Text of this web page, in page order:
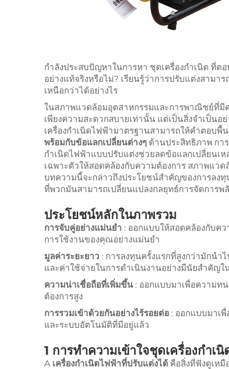
กำลังประสบปัญหาในการหา ชุดเครื่องกําเนิด ที่ตอ
อย่างแท้จริงหรือไม่? เรียนรู้ว่าการปรับแต่งสาม
เหนือกว่าได้อย่างไร
ในสภาพแวดล้อมอุตสาหกรรมและการพาณิชย์ที่มี
เพียงความสะดวกสบายเท่านั้น แต่เป็นสิ่งจำเป็น
เครื่องกำเนิดไฟฟ้ามาตรฐานสามารถให้คำตอบพื้
พร้อมกับข้อแลกเปลี่ยนต่างๆ ด้านประสิทธิภาพ กา
กำเนิดไฟฟ้าแบบปรับแต่งช่วยลดข้อแลกเปลี่ยนเ
เฉพาะตัวให้สอดคล้องกับความต้องการ สภาพแว
บทความนี้จะกล่าวถึงประโยชน์สำคัญของการลงทุ
ที่พวกมันสามารถเปลี่ยนแปลงกลยุทธ์การจัดการพ
ประโยชน์หลักในภาพรวม
การจับคู่อย่างแม่นยำ : ออกแบบให้สอดคล้องกับค
การใช้งานของคุณอย่างแม่นยำ
มูลค่าระยะยาว : การลงทุนครั้งแรกที่สูงกว่ามักนำ
และค่าใช้จ่ายในการดำเนินงานอย่างมีนัยสำคัญใ
ความน่าเชื่อถือที่เพิ่มขึ้น : ออกแบบมาเพื่อความท
ต้องการสูง
การรวมเข้าด้วยกันอย่างไร้รอยต่อ : ออกแบบมาเ
และระบบอัตโนมัติที่มีอยู่แล้ว
1 การทำความเข้าใจชุดเครื่องกำเ
A เครื่องกำเนิดไฟฟ้าที่ปรับแต่งได้ คือสิ่งที่ฟังดูเห